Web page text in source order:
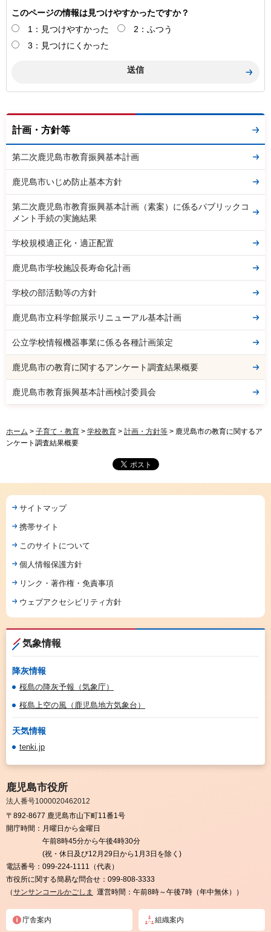
このページの情報は見つけやすかったですか？
1：見つけやすかった
2：ふつう
3：見つけにくかった
計画・方針等
第二次鹿児島市教育振興基本計画
鹿児島市いじめ防止基本方針
第二次鹿児島市教育振興基本計画（素案）に係るパブリックコ
メント手続の実施結果
学校規模適正化・適正配置
鹿児島市学校施設長寿命化計画
学校の部活動等の方針
鹿児島市立科学館展示リニューアル基本計画
公立学校情報機器事業に係る各種計画策定
鹿児島市の教育に関するアンケート調査結果概要
鹿児島市教育振興基本計画検討委員会
ホーム > 子育て・教育 > 学校教育 > 計画・方針等 > 鹿児島市の教育に関するア
ンケート調査結果概要
サイトマップ
携帯サイト
このサイトについて
個人情報保護方針
リンク・著作権・免責事項
ウェブアクセシビリティ方針
気象情報
降灰情報
桜島の降灰予報（気象庁）
桜島上空の風（鹿児島地方気象台）
天気情報
tenki.jp
鹿児島市役所
法人番号1000020462012
〒892-8677 鹿児島市山下町11番1号
開庁時間： 月曜日から金曜日
午前8時45分から午後4時30分
(祝・休日及び12月29日から1月3日を除く)
電話番号： 099-224-1111（代表）
市役所に関する簡易な問合せ： 099-808-3333
（サンサンコールかごしま 運営時間：午前8時～午後7時（年中無休））
庁舎案内 組織案内